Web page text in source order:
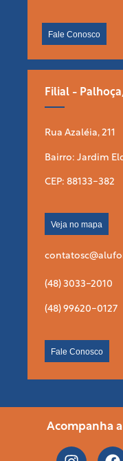
Fale Conosco
Filial -
Rua Azaléia, 211
Bairro: Jardim
CEP: 88133-382
Veja no mapa
(48) 3033-2010
(48) 99620-0127
Fale Conosco
Acompanha